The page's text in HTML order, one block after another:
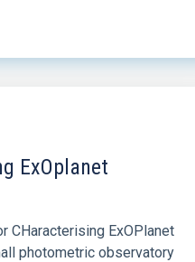
ExOplanet
CHaracterising ExOPlanet
photometric observatory